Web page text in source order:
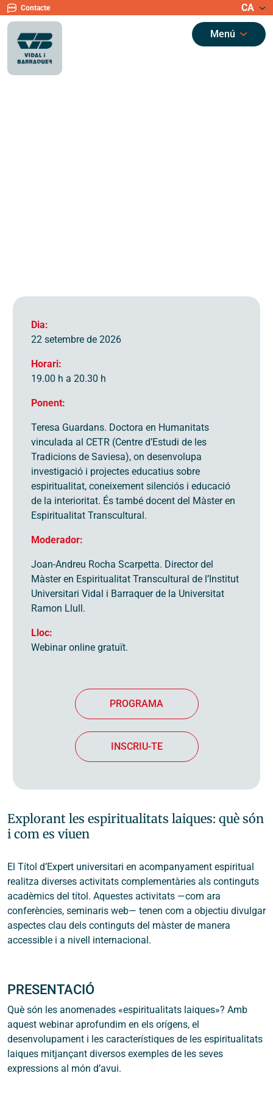
Contacte CA
Menú
Explorant les espiritualitats laiques: què són
i com es viuen
El Títol d’Expert universitari en acompanyament espiritual
realitza diverses activitats complementàries als continguts
acadèmics del títol. Aquestes activitats ―com ara
conferències, seminaris web― tenen com a objectiu divulgar
aspectes clau dels continguts del màster de manera
accessible i a nivell internacional.
PRESENTACIÓ
Què són les anomenades «espiritualitats laiques»? Amb
aquest webinar aprofundim en els orígens, el
desenvolupament i les característiques de les espiritualitats
laiques mitjançant diversos exemples de les seves
expressions al món d’avui.
Dia:
22 setembre de 2026
Horari:
19.00 h a 20.30 h
Ponent:
Teresa Guardans. Doctora en Humanitats
vinculada al CETR (Centre d’Estudi de les
Tradicions de Saviesa), on desenvolupa
investigació i projectes educatius sobre
espiritualitat, coneixement silenciós i educació
de la interioritat. És també docent del Màster en
Espiritualitat Transcultural.
Moderador:
Joan-Andreu Rocha Scarpetta. Director del
Màster en Espiritualitat Transcultural de l’Institut
Universitari Vidal i Barraquer de la Universitat
Ramon Llull.
Lloc:
Webinar online gratuït.
PROGRAMA
INSCRIU-TE